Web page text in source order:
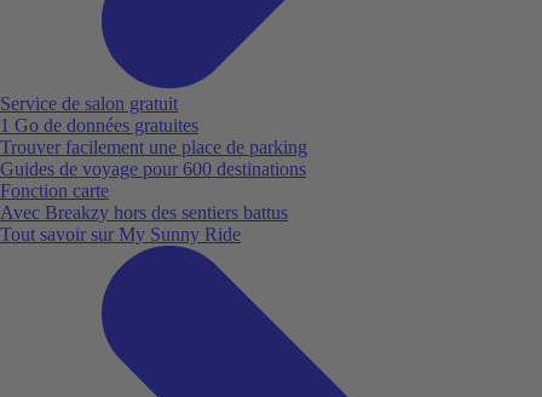
Service de salon gratuit
1 Go de données gratuites
Trouver facilement une place de parking
Guides de voyage pour 600 destinations
Fonction carte
Avec Breakzy hors des sentiers battus
Tout savoir sur My Sunny Ride